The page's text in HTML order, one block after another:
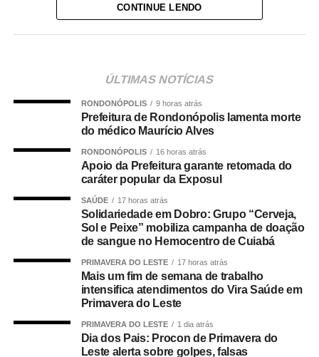
um quadro de obstrução das vias aéreas com leite
Regional, acompanhado da mãe, onde permaneceu sob
os cuidados da equipe médica. A bebê foi atendida pela
e aos procedimentos necessários.
WhatsApp
Facebook
Twitter
Messenger
LinkedIn
Share
CONTINUE LENDO
ÚLTIMAS NOTÍCIAS
RONDONÓPOLIS 9 horas atrás
Prefeitura de Rondonópolis lamenta morte
do médico Maurício Alves
RONDONÓPOLIS 16 horas atrás
Apoio da Prefeitura garante retomada do
caráter popular da Exposul
SAÚDE 17 horas atrás
Solidariedade em Dobro: Grupo “Cerveja,
Sol e Peixe” mobiliza campanha de doação
de sangue no Hemocentro de Cuiabá
PRIMAVERA DO LESTE 17 horas atrás
Mais um fim de semana de trabalho
intensifica atendimentos do Vira Saúde em
Primavera do Leste
PRIMAVERA DO LESTE 1 dia atrás
Dia dos Pais: Procon de Primavera do
Leste alerta sobre golpes, falsas